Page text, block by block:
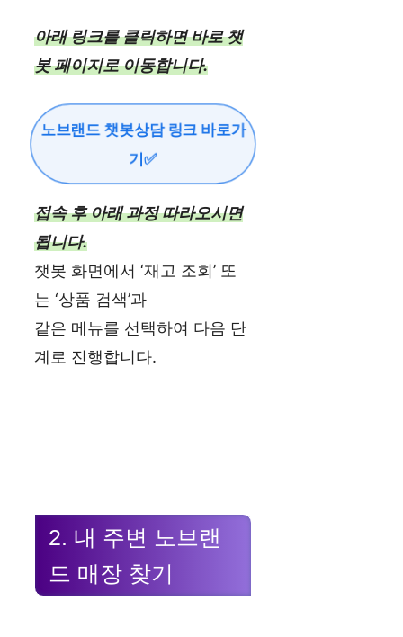
아래 링크를 클릭하면 바로 챗
봇 페이지로 이동합니다.
노브랜드 챗봇상담 링크 바로가
기✅
접속 후 아래 과정 따라오시면
됩니다.
챗봇 화면에서 ‘재고 조회’ 또
는 ‘상품 검색’과
같은 메뉴를 선택하여 다음 단
계로 진행합니다.
2. 내 주변 노브랜
드 매장 찾기